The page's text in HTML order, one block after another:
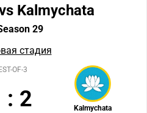
Kalmychata
29
стадия
Kalmychata
OF-3
: 2